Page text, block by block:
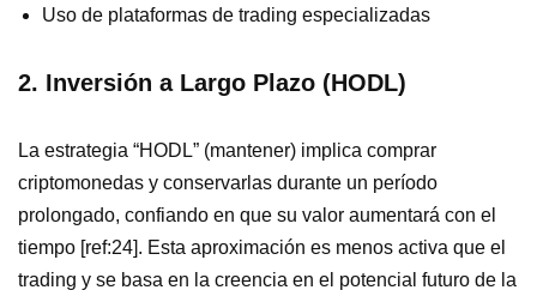
Uso de plataformas de trading especializadas
2. Inversión a Largo Plazo (HODL)
La estrategia “HODL” (mantener) implica comprar
criptomonedas y conservarlas durante un período
prolongado, confiando en que su valor aumentará con el
tiempo [ref:24]. Esta aproximación es menos activa que el
trading y se basa en la creencia en el potencial futuro de la